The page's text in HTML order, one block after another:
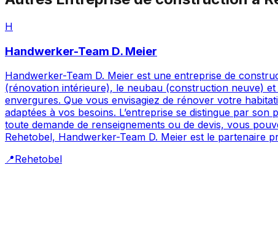
H
Handwerker-Team D. Meier
Handwerker-Team D. Meier est une entreprise de
(rénovation intérieure), le neubau (construction neuve)
envergures. Que vous envisagiez de rénover votre
adaptées à vos besoins. L’entreprise se distingue par
toute demande de renseignements ou de devis, vous
Rehetobel, Handwerker-Team D. Meier est le partenaire
📍Rehetobel